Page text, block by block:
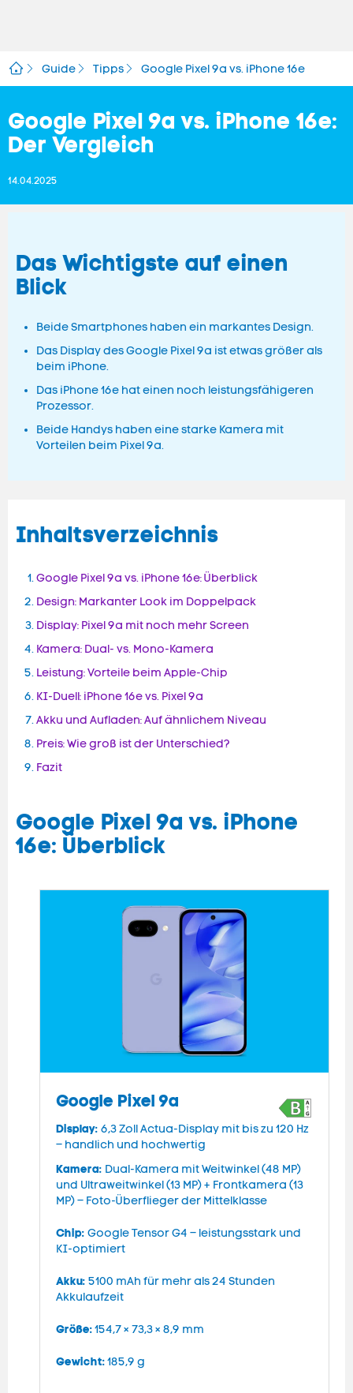
Guide Tipps Google Pixel 9a vs. iPhone 16e
Google Pixel 9a vs. iPhone 16e:
Der Vergleich
14.04.2025
Das Wichtigste auf einen
Blick
Beide Smartphones haben ein markantes Design.
Das Display des Google Pixel 9a ist etwas größer als
beim iPhone.
Das iPhone 16e hat einen noch leistungsfähigeren
Prozessor.
Beide Handys haben eine starke Kamera mit
Vorteilen beim Pixel 9a.
Inhaltsverzeichnis
Google Pixel 9a vs. iPhone 16e: Überblick
Design: Markanter Look im Doppelpack
Display: Pixel 9a mit noch mehr Screen
Kamera: Dual- vs. Mono-Kamera
Leistung: Vorteile beim Apple-Chip
KI-Duell: iPhone 16e vs. Pixel 9a
Akku und Aufladen: Auf ähnlichem Niveau
Preis: Wie groß ist der Unterschied?
Fazit
Google Pixel 9a vs. iPhone
16e: Überblick
Google Pixel 9a
Display: 6,3 Zoll Actua-Display mit bis zu 120 Hz
– handlich und hochwertig
Kamera: Dual-Kamera mit Weitwinkel (48 MP)
und Ultraweitwinkel (13 MP) + Frontkamera (13
MP) – Foto-Überflieger der Mittelklasse
Chip: Google Tensor G4 – leistungsstark und
KI-optimiert
Akku: 5100 mAh für mehr als 24 Stunden
Akkulaufzeit
Größe:154,7 × 73,3 × 8,9 mm
Gewicht:185,9 g